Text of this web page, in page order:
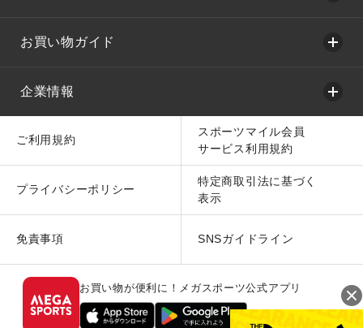
お買い物ガイド
企業情報
ご利用規約
スポーツマイル会員
サービス利用規約
プライバシーポリシー
特定商取引法に基づく
表示
免責事項 SNSガイドライン
お買い物が便利に！メガスポーツ公式アプリ